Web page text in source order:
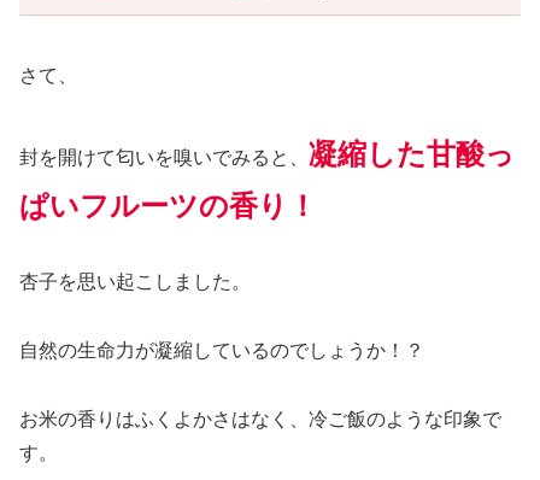
さて、
封を開けて匂いを嗅いでみる と
凝縮した甘酸っ
ぱいフルーツの香り！
杏子を思い起こしました。
自然の生命力が凝縮しているのでしょうか！？
お米の香りはふくよかさはなく、冷ご飯のような印象で
す。